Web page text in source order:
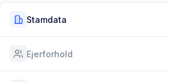
Stamdata
Ejerforhold